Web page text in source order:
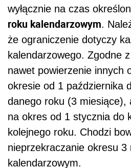
wyłącznie na czas
roku kalendarzowym.
że ograniczenie dotyczy
kalendarzowego. Zgodne
nawet powierzenie innych
okresie od 1 października
danego roku (3 miesiące),
na okres od 1 stycznia do
kolejnego roku. Chodzi
nieprzekraczanie okresu 3
kalendarzowym.